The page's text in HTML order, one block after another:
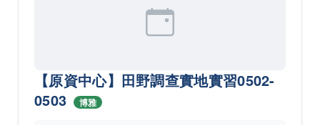
【原資中心】田野調查實地實習0502-
0503
博雅